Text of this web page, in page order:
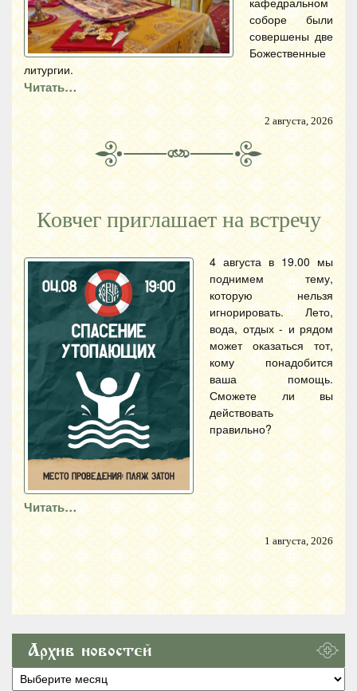
соборе были
совершены две
Божественные
литургии.
Читать…
2 августа, 2026
Ковчег приглашает на встречу
4 августа в 19.00 мы
поднимем тему,
которую нельзя
игнорировать. Лето,
вода, отдых - и рядом
может оказаться тот,
кому понадобится
ваша помощь.
Сможете ли вы
действовать
правильно?
Читать…
1 августа, 2026
Архив новостей
Архив